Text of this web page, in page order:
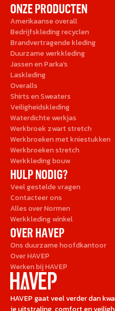
HAVEP gaat veel verder dan
ONZE PRODUCTEN
Amerikaanse overall
Bedrijfskleding recyclen
Brandvertragende kleding
Duurzame werkkleding
Jassen en Parka's
Laskleding
Overalls
Shirts en Sweaters
Veiligheidskleding
Waterdichte werkjas
Werkbroek zwart stretch
Werkbroeken met kniestukken
Werkbroeken stretch
Werkkleding bouw
HULP NODIG?
Veel gestelde vragen
Contacteer ons
Alles over Normen
Werkkleding winkel
OVER HAVEP
Ons duurzame hoofdkantoor
Over HAVEP
Werken bij HAVEP